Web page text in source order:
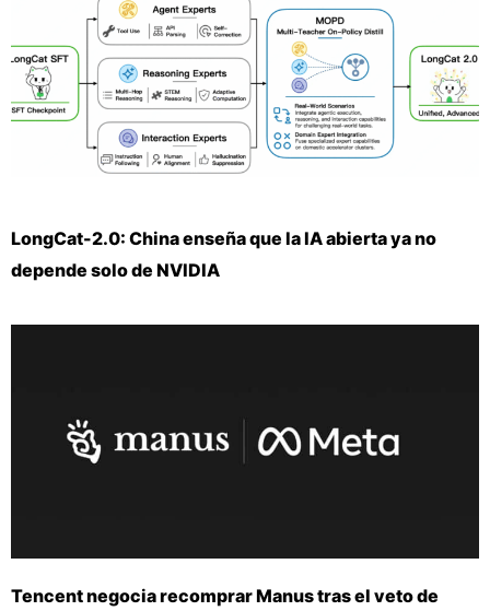
LongCat-2.0: China enseña que la IA abierta ya no
depende solo de NVIDIA
Tencent negocia recomprar Manus tras el veto de